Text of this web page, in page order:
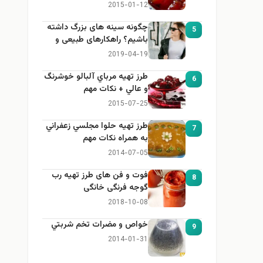
2015-01-12
5
چگونه سینه های بزرگ داشته
باشیم؟ راهکارهای طبیعی و
خانگی برای بزرگ کردن سینه
2019-04-19
6
طرز تهيه مرباي آلبالو خوشرنگ
و عالي + نكات مهم
2015-07-25
7
طرز تهيه حلوا مجلسي زعفراني
به همراه نكات مهم
2014-07-05
8
فوت و فن های طرز تهیه رب
گوجه فرنگی خانگی
2018-10-08
9 خواص و مضرات تخم شربتي
2014-01-31